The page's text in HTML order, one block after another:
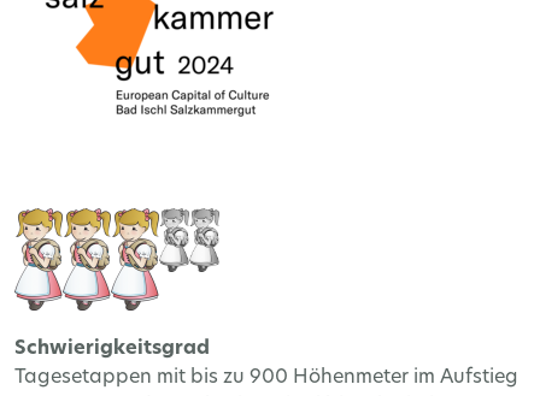
Schwierigkeitsgrad
Tagesetappen mit bis zu 900 Höhenmeter im Aufstieg